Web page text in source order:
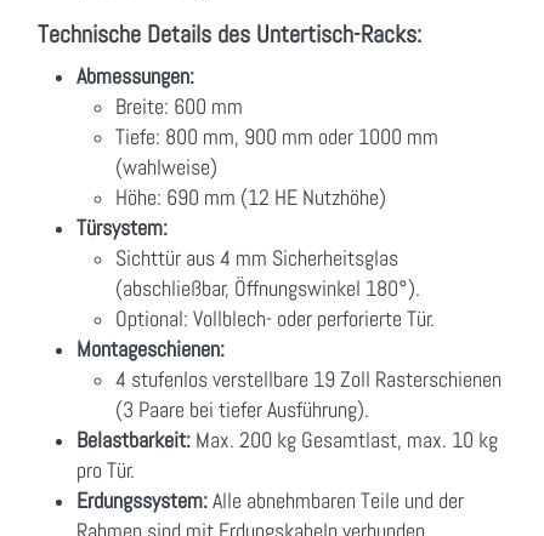
Technische Details des Untertisch-Racks:
Abmessungen:
Breite: 600 mm
Tiefe: 800 mm, 900 mm oder 1000 mm
(wahlweise)
Höhe: 690 mm (12 HE Nutzhöhe)
Türsystem:
Sichttür aus 4 mm Sicherheitsglas
(abschließbar, Öffnungswinkel 180°).
Optional: Vollblech- oder perforierte Tür.
Montageschienen:
4 stufenlos verstellbare 19 Zoll Rasterschienen
(3 Paare bei tiefer Ausführung).
Belastbarkeit: Max. 200 kg Gesamtlast, max. 10 kg
pro Tür.
Erdungssystem:Alle abnehmbaren Teile und der
Rahmen sind mit Erdungskabeln verbunden.